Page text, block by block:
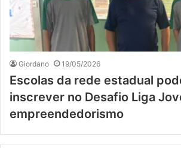
Giordano 19/05/2026
Escolas da rede estadual
inscrever no Desafio Liga
empreendedorismo